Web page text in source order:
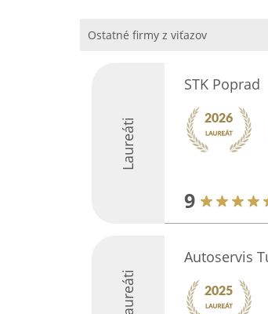
Ostatné firmy z viťazov
Laureáti
STK Poprad
9
Laureáti
Autoservis